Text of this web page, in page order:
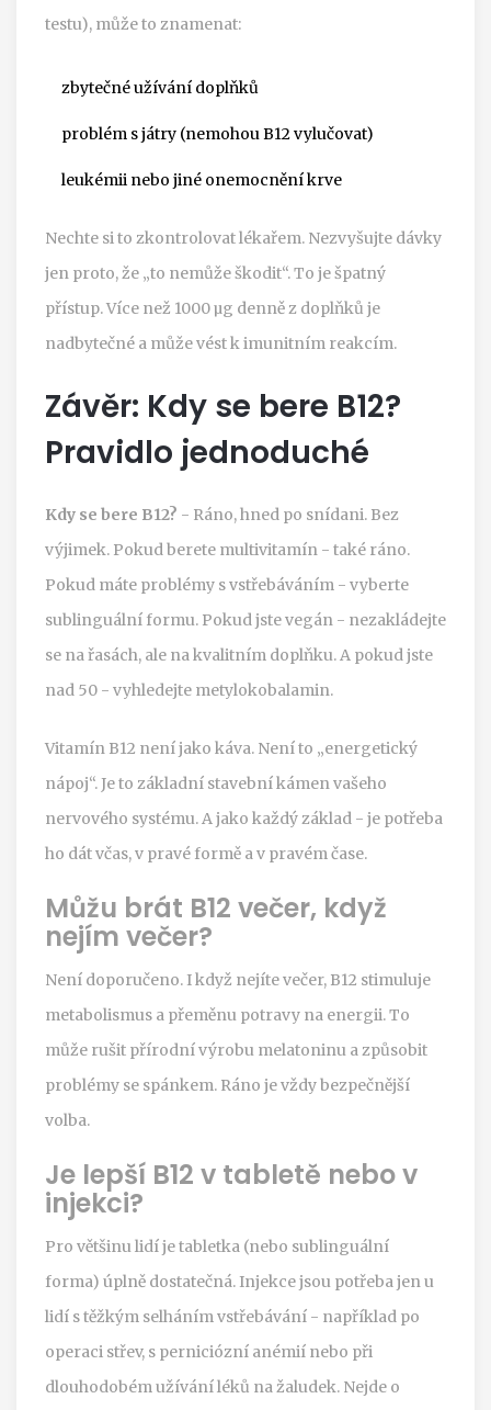
testu), může to znamenat:
zbytečné užívání doplňků
problém s játry (nemohou B12 vylučovat)
leukémii nebo jiné onemocnění krve
Nechte si to zkontrolovat lékařem. Nezvyšujte dávky
jen proto, že „to nemůže škodit“. To je špatný
přístup. Více než 1000 µg denně z doplňků je
nadbytečné a může vést k imunitním reakcím.
Závěr: Kdy se bere B12?
Pravidlo jednoduché
Kdy se bere B12? - Ráno, hned po snídani. Bez
výjimek. Pokud berete multivitamín - také ráno.
Pokud máte problémy s vstřebáváním - vyberte
sublinguální formu. Pokud jste vegán - nezakládejte
se na řasách, ale na kvalitním doplňku. A pokud jste
nad 50 - vyhledejte metylokobalamin.
Vitamín B12 není jako káva. Není to „energetický
nápoj“. Je to základní stavební kámen vašeho
nervového systému. A jako každý základ - je potřeba
ho dát včas, v pravé formě a v pravém čase.
Můžu brát B12 večer, když
nejím večer?
Není doporučeno. I když nejíte večer, B12 stimuluje
metabolismus a přeměnu potravy na energii. To
může rušit přírodní výrobu melatoninu a způsobit
problémy se spánkem. Ráno je vždy bezpečnější
volba.
Je lepší B12 v tabletě nebo v
injekci?
Pro většinu lidí je tabletka (nebo sublinguální
forma) úplně dostatečná. Injekce jsou potřeba jen u
lidí s těžkým selháním vstřebávání - například po
operaci střev, s perniciózní anémií nebo při
dlouhodobém užívání léků na žaludek. Nejde o